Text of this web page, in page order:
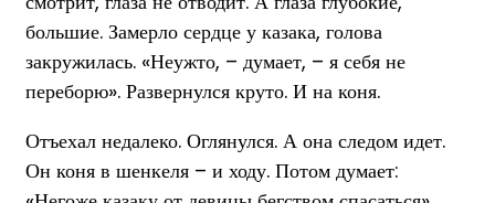
большие. Замерло сердце у казака, голова
закружилась. «Неужто, – думает, – я себя не
переборю». Развернулся круто. И на коня.
Отъехал недалеко. Оглянулся. А она следом идет.
Он коня в шенкеля – и ходу. Потом думает: